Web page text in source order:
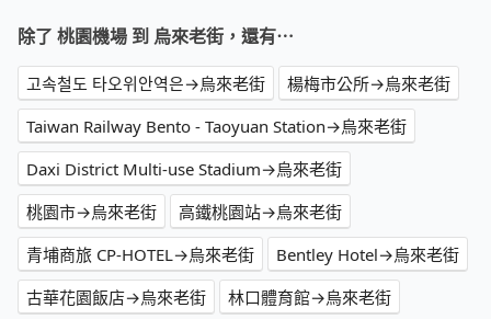
除了 桃園機場 到 烏來老街，還有⋯
고속철도 타오위안역은→烏來老街
楊梅市公所→烏來老街
Taiwan Railway Bento - Taoyuan Station→烏來老街
Daxi District Multi-use Stadium→烏來老街
桃園市→烏來老街
高鐵桃園站→烏來老街
青埔商旅 CP-HOTEL→烏來老街
Bentley Hotel→烏來老街
古華花園飯店→烏來老街
林口體育館→烏來老街